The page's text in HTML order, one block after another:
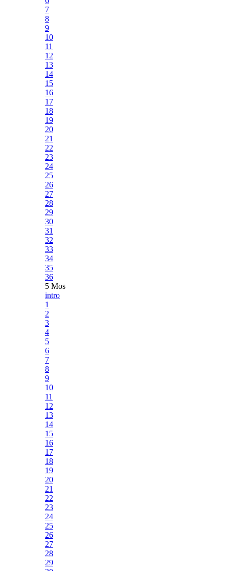
7
8
9
10
11
12
13
14
15
16
17
18
19
20
21
22
23
24
25
26
27
28
29
30
31
32
33
34
35
36
5 Mos
intro
1
2
3
4
5
6
7
8
9
10
11
12
13
14
15
16
17
18
19
20
21
22
23
24
25
26
27
28
29